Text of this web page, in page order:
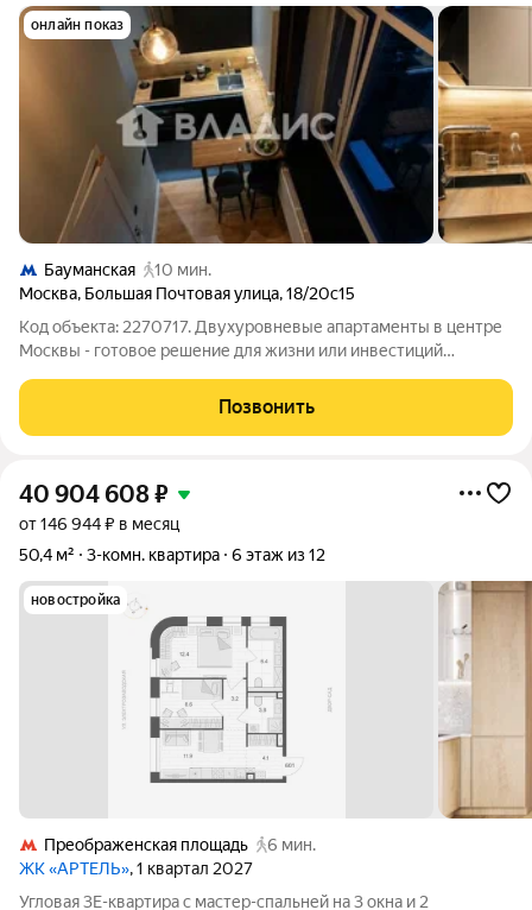
онлайн показ
Бауманская
10 мин.
Москва, Большая Почтовая улица,18/20с15
Код объекта: 2270717. Двухуровневые апартаменты в центре
Москвы - готовое решение для жизни или инвестиций
площадью 28 м с современным евроремонтом в новом
кирпичном по адресу: ул. Большая Почтовая,
Позвонить
40 904 608₽
от 146 944 ₽ в месяц
50,4 м²
3-комн. квартира 6 этаж из 12
новостройка
Преображенская площадь
6 мин.
ЖК «АРТЕЛЬ», 1 квартал 2027
Угловая 3Е-квартира с мастер-спальней на 3 окна и 2